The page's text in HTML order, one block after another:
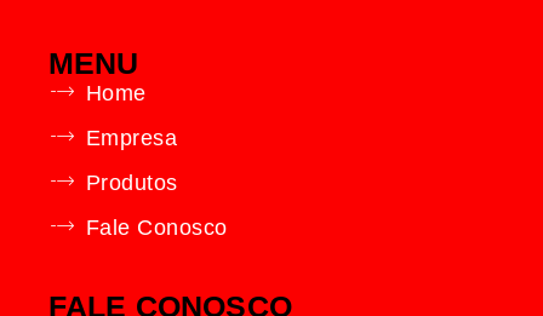
MENU
Home
Empresa
Produtos
Fale Conosco
FALE CONOSCO